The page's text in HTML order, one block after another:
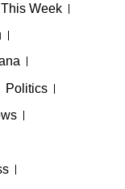
Week
Politics